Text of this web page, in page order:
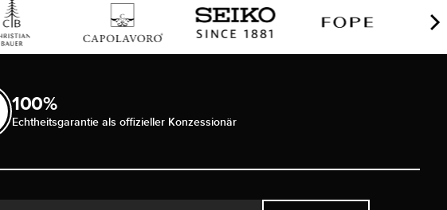
100%
Echtheitsgarantie als offizieller Konzessionär